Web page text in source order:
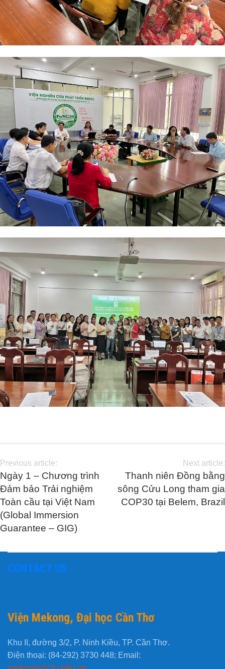
Previous article:
Ngày 1 – Chương trình
Đảm bảo Trải nghiệm
Toàn cầu tại Việt Nam
(Global Immersion
Guarantee – GIG)
Next article:
Thanh niên Đồng bằng
sông Cửu Long tham gia
COP30 tại Belem, Brazil
CONTACT US
Viện Mekong, Đại học Cần Thơ
Khu II, đường 3/2, P. Ninh Kiều, TP. Cần Thơ.
Điện thoại: (84-292) 3730 448; Email: